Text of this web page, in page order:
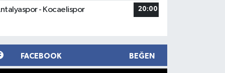
- Kocaelispor 20:00
FACEBOOK BEĞEN